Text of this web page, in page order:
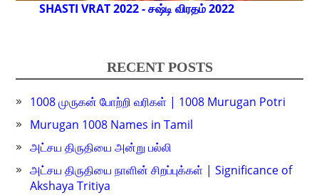
SHASTI VRAT 2022 - சஷ்டி விரதம் 2022
RECENT POSTS
1008 முருகன் போற்றி வரிகள் | 1008 Murugan Potri
Murugan 1008 Names in Tamil
அட்சய திருதியை அன்று பல்லி
அட்சய திருதியை நாளின் சிறப்புக்கள் | Significance of
Akshaya Tritiya